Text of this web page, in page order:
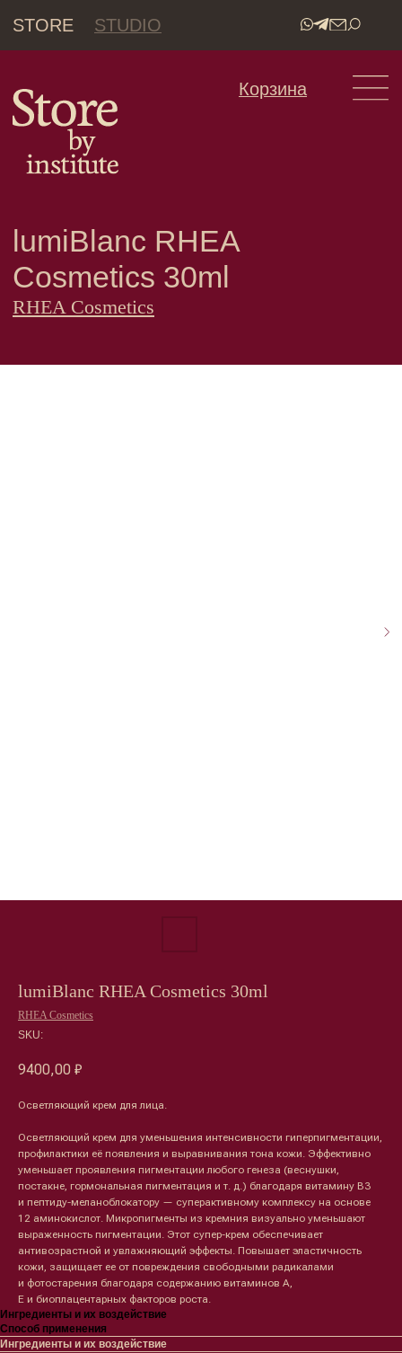
STORE STUDIO
•
lumiBlanc RHEA
lumiBlanc RHEA Cosmetics 30ml
RHEA Cosmetics
SKU:
9400,00 ₽
Осветляющий крем для лица.
Осветляющий крем для уменьшения интенсивности гиперпигментации,
профилактики её появления и выравнивания тона кожи. Эффективно
уменьшает проявления пигментации любого генеза (веснушки,
постакне, гормональная пигментация и т. д.) благодаря витамину В3
и пептиду-меланоблокатору — суперактивному комплексу на основе
12 аминокислот. Микропигменты из кремния визуально уменьшают
выраженность пигментации. Этот супер-крем обеспечивает
антивозрастной и увлажняющий эффекты. Повышает эластичность
кожи, защищает ее от повреждения свободными радикалами
и фотостарения благодаря содержанию витаминов А,
Е и биоплацентарных факторов роста.
Ингредиенты и их воздействие
Способ применения
Ингредиенты и их воздействие